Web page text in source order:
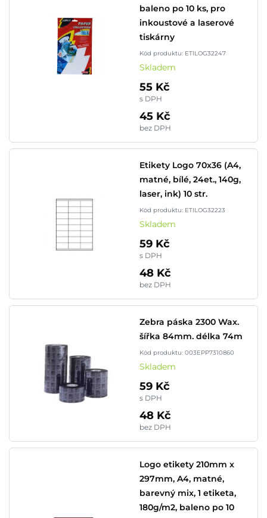
baleno po 10 ks, pro
inkoustové a laserové
tiskárny
Kód produktu: ETILOG32247
Skladem
55 Kč
s DPH
45 Kč
bez DPH
Etikety Logo 70x36 (A4,
matné, bílé, 24et., 140g,
laser, ink) 10 str.
Kód produktu: ETILOG32223
Skladem
59 Kč
s DPH
48 Kč
bez DPH
Zebra páska 2300 Wax.
šířka 84mm. délka 74m
Kód produktu: 003EPP7310860
Skladem
59 Kč
s DPH
48 Kč
bez DPH
Logo etikety 210mm x
297mm, A4, matné,
barevný mix, 1 etiketa,
180g/m2, baleno po 10